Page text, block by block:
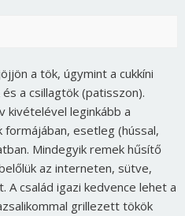
a tök, úgymint a cukkíni
a csillagtök (patisszon).
kivételével leginkább a
esetleg (hússal,
Mindegyik remek hűsítő
az interneten, sütve,
család igazi kedvence lehet a
grillezett tökök